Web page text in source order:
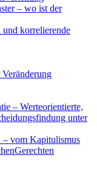
– wo ist der
und korrelierende
– Werteorientierte,
unter
– vom Kapitulismus